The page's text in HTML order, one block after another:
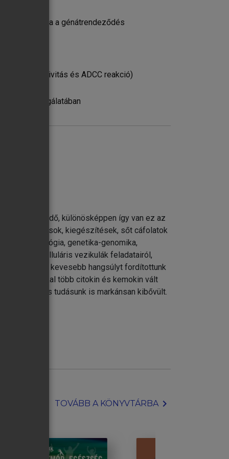
a génátrendeződés
NK-sejt-aktivitás és ADCC reakció)
vizsgálatában
fizikokémiai, immunkémiai és
hosszú idő, különösképpen így van ez az
módosulások, kiegészítések, sőt cáfolatok
a sejtbiológia, genetika-genomika,
az extracelluláris vezikulák feladatairól,
Akkor sokkal kevesebb hangsúlyt fordítottunk
csak sokkal több citokin és kemokin vált
kapcsolatos tudásunk is markánsan kibővült.
TOVÁBB A KÖNYVTÁRBAchevron_right